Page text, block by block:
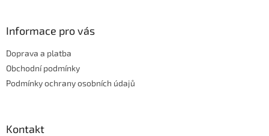
Informace pro vás
Doprava a platba
Obchodní podmínky
Podmínky ochrany osobních údajů
Kontakt